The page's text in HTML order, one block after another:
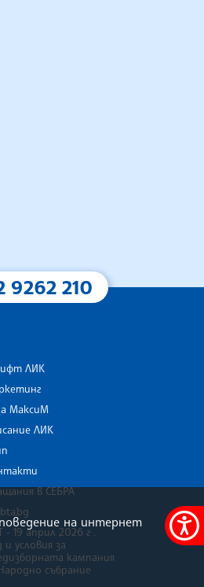
Меню
9262 210
ЛИК
МаксиМ
ЛИК
в СЕБРА
- 19 април 2026 г .
и условия за
кампания
събрание
на интернет